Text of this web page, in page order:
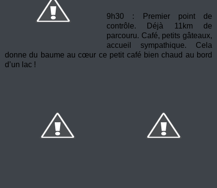
9h30 : Premier point de
contrôle. Déjà 11km de
parcouru. Café, petits gâteaux,
accueil sympathique. Cela
donne du baume au cœur ce petit café bien chaud au bord
d’un lac !